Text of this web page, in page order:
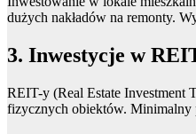
dużych nakładów na remonty.
3. Inwestycje w
REIT-y (Real Estate Investment
fizycznych obiektów. Minimalny